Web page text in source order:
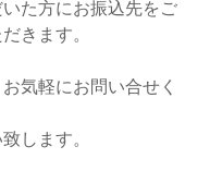
た方にお振込先をご
きます。
気軽にお問い合せく
します。